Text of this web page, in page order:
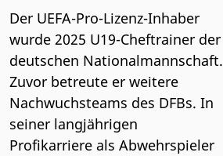
Der UEFA-Pro-Lizenz-Inhaber
wurde 2025 U19-Cheftrainer der
deutschen Nationalmannschaft.
Zuvor betreute er weitere
Nachwuchsteams des DFBs. In
seiner langjährigen
Profikarriere als Abwehrspieler